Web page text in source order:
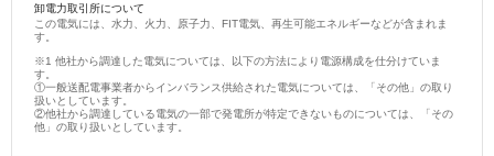
卸電力取引所について
この電気には、水力、火力、原子力、FIT電気、再生可能エネルギーなどが含まれま
す。
他社から調達した電気については、以下の方法により電源構成を仕分けていま
す。
①一般送配電事業者からインバランス供給された電気については、「その他」の取り
扱いとしています。
②他社から調達している電気の一部で発電所が特定できないものについては、「その
他」の取り扱いとしています。